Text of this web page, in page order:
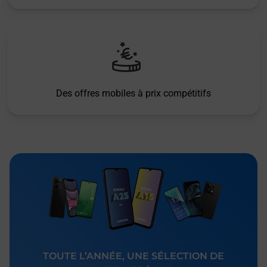
Des offres mobiles à prix compétitifs
TOUTE L’ANNÉE, UNE SÉLECTION DE